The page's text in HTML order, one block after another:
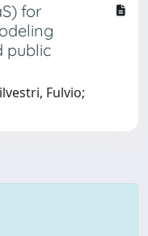
for
public
Fulvio;